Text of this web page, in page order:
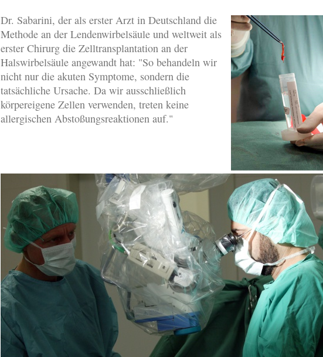
Dr. Sabarini, der als erster Arzt in Deutschland die
Methode an der Lendenwirbelsäule und weltweit als
erster Chirurg die Zelltransplantation an der
Halswirbelsäule angewandt hat: "So behandeln wir
nicht nur die akuten Symptome, sondern die
tatsächliche Ursache. Da wir ausschließlich
körpereigene Zellen verwenden, treten keine
allergischen Abstoßungsreaktionen auf."